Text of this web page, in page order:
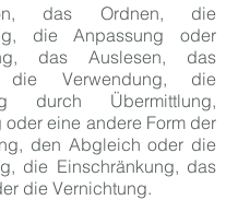
das Ordnen, die
die Anpassung oder
das Auslesen, das
die Verwendung, die
durch Übermittlung,
oder eine andere Form der
den Abgleich oder die
die Einschränkung, das
die Vernichtung.